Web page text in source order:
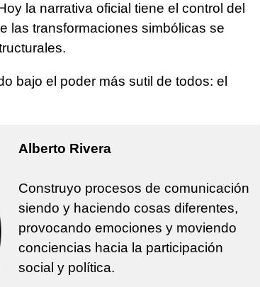
la narrativa oficial tiene el control del
las transformaciones simbólicas se
bajo el poder más sutil de todos: el
Alberto Rivera
Construyo procesos de comunicación
siendo y haciendo cosas diferentes,
provocando emociones y moviendo
conciencias hacia la participación
social y política.